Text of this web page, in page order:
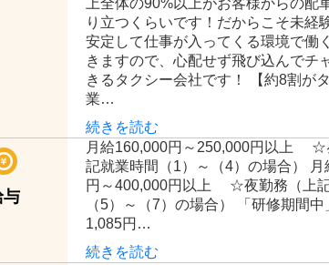
り立つくらいです！だからこそ未経
安定して仕事が入ってくる環境で働
きますので、心配せず飛び込んでチ
きるタクシー会社です！ 【約8割が
業…
続きを読む
与
月給160,000円～250,000円以上 ☆
記就業時間（1）～（4）の場合） 月
円～400,000円以上 ☆夜勤務（上
（5）～（7）の場合） 「研修期間中
1,085円…
続きを読む